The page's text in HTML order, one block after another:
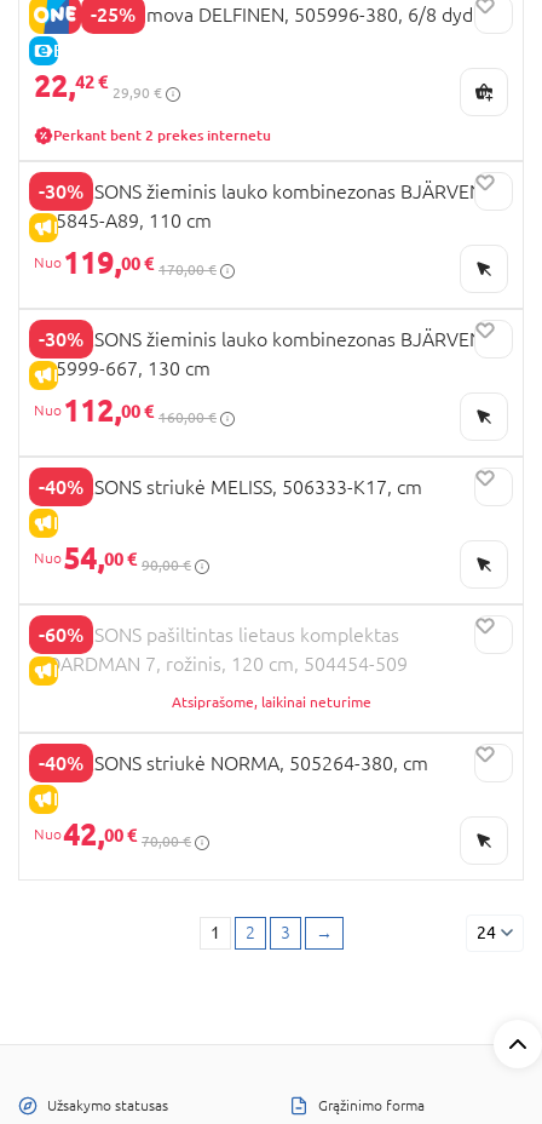
-25%
E-KAINA
DIDRIKSONS mova DELFINEN, 505996-380, 6/8 dydis
22,42 €
29,90 €
Perkant bent 2 prekes internetu
-30%
IŠPARDAVIMAS
DIDRIKSONS žieminis lauko kombinezonas BJÄRVEN,
505845-A89, 110 cm
119,00 € 170,00 €
-30%
IŠPARDAVIMAS
DIDRIKSONS žieminis lauko kombinezonas BJÄRVEN,
505999-667, 130 cm
112,00 € 160,00 €
-40%
IŠPARDAVIMAS
DIDRIKSONS striukė MELISS, 506333-K17, cm
54,00 € 90,00 €
-60%
IŠPARDAVIMAS
DIDRIKSONS pašiltintas lietaus komplektas
BOARDMAN 7, rožinis, 120 cm, 504454-509
Atsiprašome, laikinai neturime
-40%
IŠPARDAVIMAS
DIDRIKSONS striukė NORMA, 505264-380, cm
42,00 € 70,00 €
1 2 3 → 24
Užsakymo statusas Grąžinimo forma